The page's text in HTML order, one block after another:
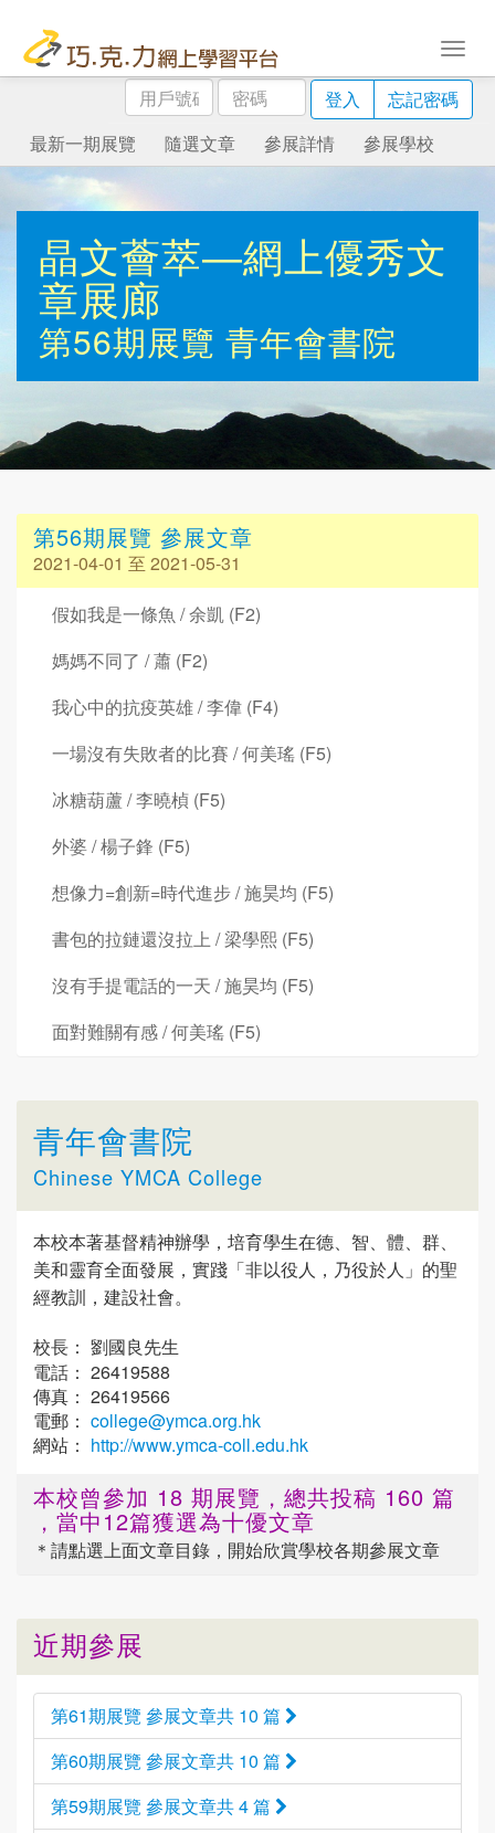
用
戶
號
碼
密
碼
登入
忘記密碼
最新一期展覽
隨選文章 參展詳情 參展學校
晶文薈萃—網上優秀文
章展廊
第56期展覽 青年會書院
第56期展覽 參展文章
2021-04-01 至 2021-05-31
假如我是一條魚 / 余凱 (F2)
媽媽不同了 / 蕭 (F2)
我心中的抗疫英雄 / 李偉 (F4)
一場沒有失敗者的比賽 / 何美瑤 (F5)
冰糖葫蘆 / 李曉楨 (F5)
外婆 / 楊子鋒 (F5)
想像力=創新=時代進步 / 施昊均 (F5)
書包的拉鏈還沒拉上 / 梁學熙 (F5)
沒有手提電話的一天 / 施昊均 (F5)
面對難關有感 / 何美瑤 (F5)
青年會書院
Chinese YMCA College
本校本著基督精神辦學，培育學生在德、智、體、群、
美和靈育全面發展，實踐「非以役人，乃役於人」的聖
經教訓，建設社會。
校長： 劉國良先生
電話： 26419588
傳真： 26419566
電郵： college@ymca.org.hk
網站： http://www.ymca-coll.edu.hk
本校曾參加 18 期展覽，總共投稿 160 篇
，當中12篇獲選為十優文章
＊請點選上面文章目錄，開始欣賞學校各期參展文章
近期參展
第61期展覽 參展文章共 10 篇
第60期展覽 參展文章共 10 篇
第59期展覽 參展文章共 4 篇